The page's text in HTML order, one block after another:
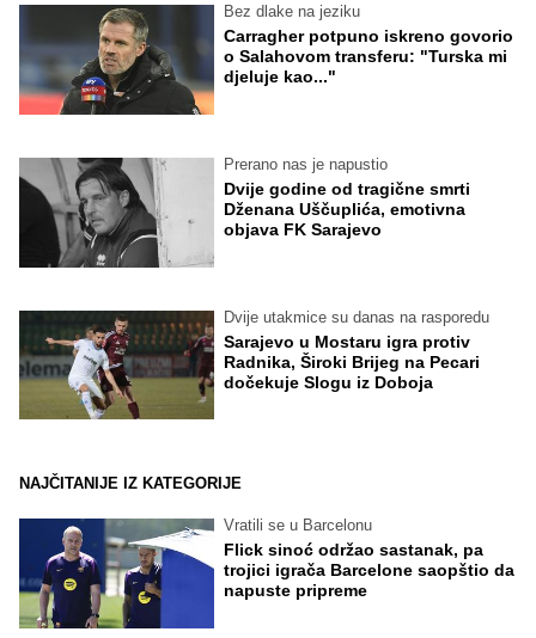
Bez dlake na jeziku
Carragher potpuno iskreno govorio
o Salahovom transferu: "Turska mi
djeluje kao..."
Prerano nas je napustio
Dvije godine od tragične smrti
Dženana Uščuplića, emotivna
objava FK Sarajevo
Dvije utakmice su danas na rasporedu
Sarajevo u Mostaru igra protiv
Radnika, Široki Brijeg na Pecari
dočekuje Slogu iz Doboja
NAJČITANIJE IZ KATEGORIJE
Vratili se u Barcelonu
Flick sinoć održao sastanak, pa
trojici igrača Barcelone saopštio da
napuste pripreme